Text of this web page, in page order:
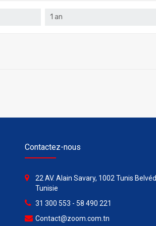
1 an
Contactez-nous
22 AV. Alain Savary, 1002 Tunis
Tunisie
31 300 553 - 58 490 221
Contact@zoom.com.tn